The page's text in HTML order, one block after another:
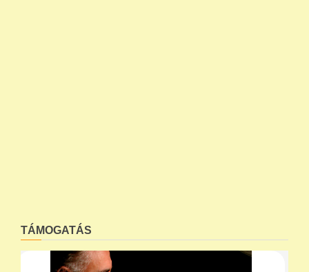
TÁMOGATÁS